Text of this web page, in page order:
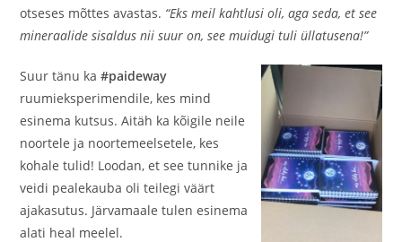
otseses mõttes avastas. “Eks meil kahtlusi oli, aga seda, et see
mineraalide sisaldus nii suur on, see muidugi tuli üllatusena!”
Suur tänu ka#paideway
ruumieksperimendile, kes mind
esinema kutsus. Aitäh ka kõigile neile
noortele ja noortemeelsetele, kes
kohale tulid! Loodan, et see tunnike ja
veidi pealekauba oli teilegi väärt
ajakasutus. Järvamaale tulen esinema
alati heal meelel.